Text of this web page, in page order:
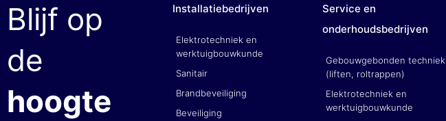
Blijf op
de
hoogte
Installatiebedrijven
Elektrotechniek en
werktuigbouwkunde
Sanitair
Brandbeveiliging
Beveiliging
Service en
onderhoudsbedrijven
Gebouwgebonden techniek
(liften, roltrappen)
Elektrotechniek en
werktuigbouwkunde